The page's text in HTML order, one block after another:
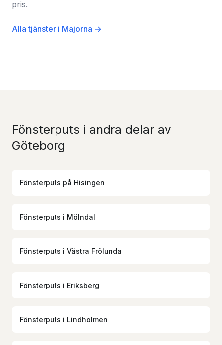
pris.
Alla tjänster i Majorna →
Fönsterputs i andra delar av
Göteborg
Fönsterputs på Hisingen
Fönsterputs i Mölndal
Fönsterputs i Västra Frölunda
Fönsterputs i Eriksberg
Fönsterputs i Lindholmen